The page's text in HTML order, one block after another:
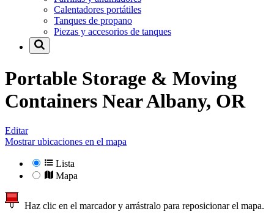
Calentadores portátiles
Tanques de propano
Piezas y accesorios de tanques
Portable Storage & Moving
Containers NearAlbany, OR
Editar
Mostrar ubicaciones en el mapa
Lista
Mapa
Haz clic en el marcador y arrástralo para reposicionar el mapa.